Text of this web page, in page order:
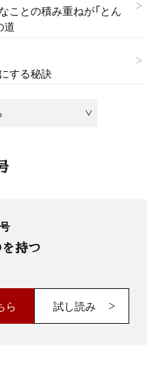
ことの積み重ねが「とん
道
する秘訣
持つ
ら 試し読み